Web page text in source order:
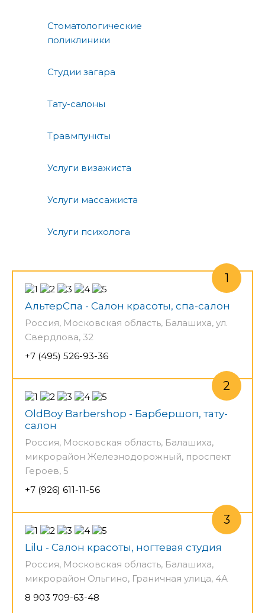
Стоматологические
поликлиники
Студии загара
Тату-салоны
Травмпункты
Услуги визажиста
Услуги массажиста
Услуги психолога
АльтерСпа - Салон красоты, спа-салон
Россия, Московская область, Балашиха, ул.
Свердлова, 32
+7 (495) 526-93-36
OldBoy Barbershop - Барбершоп, тату-
салон
Россия, Московская область, Балашиха,
микрорайон Железнодорожный, проспект
Героев, 5
+7 (926) 611-11-56
Lilu - Салон красоты, ногтевая студия
Россия, Московская область, Балашиха,
микрорайон Ольгино, Граничная улица, 4А
8 903 709-63-48